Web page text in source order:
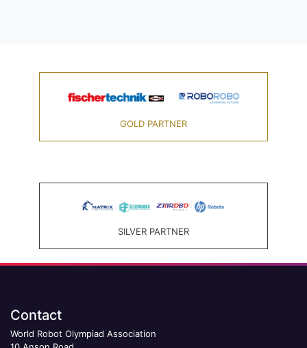
GOLD PARTNER
SILVER PARTNER
Contact
World Robot Olympiad Association